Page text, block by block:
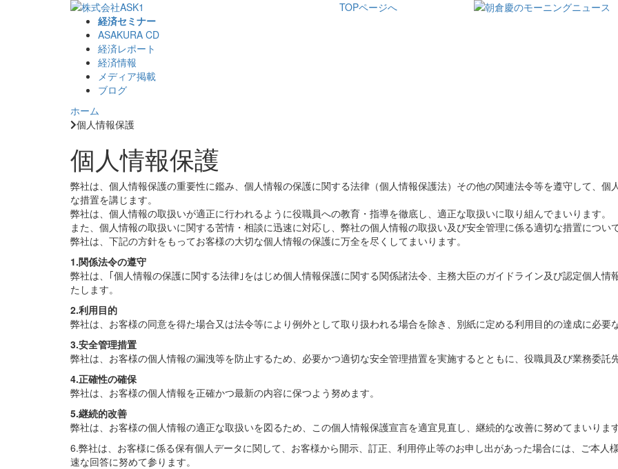
TOPページへ
経済セミナー
ASAKURA CD
経済レポート
経済情報
メディア掲載
ブログ
ホーム
個人情報保護
個人情報保護
弊社は、個人情報保護の重要性に鑑み、個人情報の保護に関する法律（個人情報保護法）その他の関連法令等を遵守して、
な措置を講じます。
弊社は、個人情報の取扱いが適正に行われるように役職員への教育・指導を徹底し、適正な取扱いに取り組んでまいります。
また、個人情報の取扱いに関する苦情・相談に迅速に対応し、弊社の個人情報の取扱い及び安全管理に係る適切な措置につい
弊社は、下記の方針をもってお客様の大切な個人情報の保護に万全を尽くしてまいります。
1.関係法令の遵守
弊社は、｢個人情報の保護に関する法律｣をはじめ個人情報保護に関する関係諸法令、主務大臣のガイドライン及び認定個人
たします。
2.利用目的
弊社は、お客様の同意を得た場合又は法令等により例外として取り扱われる場合を除き、別紙に定める利用目的の達成に必要
3.安全管理措置
弊社は、お客様の個人情報の漏洩等を防止するため、必要かつ適切な安全管理措置を実施するとともに、役職員及び業務委託
4.正確性の確保
弊社は、お客様の個人情報を正確かつ最新の内容に保つよう努めます。
5.継続的改善
弊社は、お客様の個人情報の適正な取扱いを図るため、この個人情報保護宣言を適宜見直し、継続的な改善に努めてまいります
6.弊社は、お客様に係る保有個人データに関して、お客様から開示、訂正、利用停止等のお申し出があった場合には、ご本人
速な回答に努めて参ります。